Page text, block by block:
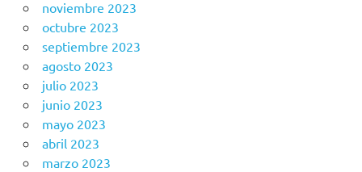
noviembre 2023
octubre 2023
septiembre 2023
agosto 2023
julio 2023
junio 2023
mayo 2023
abril 2023
marzo 2023